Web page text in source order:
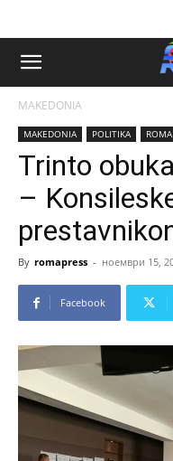
MAKEDONIA
MAKEDONIA POLITIKA
Trinto
–
By romapress - ноември 15,
Facebook